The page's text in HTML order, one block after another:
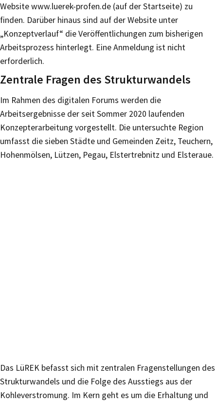
Website www.luerek-profen.de (auf der Startseite) zu
finden. Darüber hinaus sind auf der Website unter
„Konzeptverlauf“ die Veröffentlichungen zum bisherigen
Arbeitsprozess hinterlegt. Eine Anmeldung ist nicht
erforderlich.
Zentrale Fragen des Strukturwandels
Im Rahmen des digitalen Forums werden die
Arbeitsergebnisse der seit Sommer 2020 laufenden
Konzepterarbeitung vorgestellt. Die untersuchte Region
umfasst die sieben Städte und Gemeinden Zeitz, Teuchern,
Hohenmölsen, Lützen, Pegau, Elstertrebnitz und Elsteraue.
Das LüREK befasst sich mit zentralen Fragenstellungen des
Strukturwandels und die Folge des Ausstiegs aus der
Kohleverstromung. Im Kern geht es um die Erhaltung und